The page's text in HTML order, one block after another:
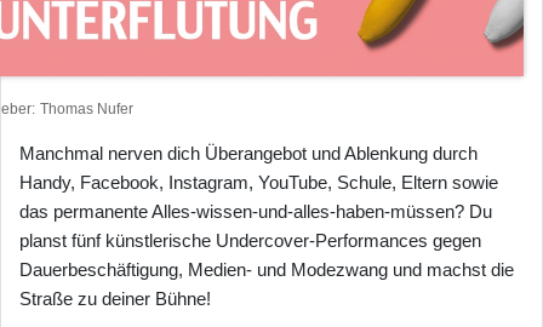
Thomas Nufer
Manchmal nerven dich Überangebot und Ablenkung durch
Handy, Facebook, Instagram, YouTube, Schule, Eltern sowie
das permanente Alles-wissen-und-alles-haben-müssen? Du
planst fünf künstlerische Undercover-Performances gegen
Dauerbeschäftigung, Medien- und Modezwang und machst die
Straße zu deiner Bühne!